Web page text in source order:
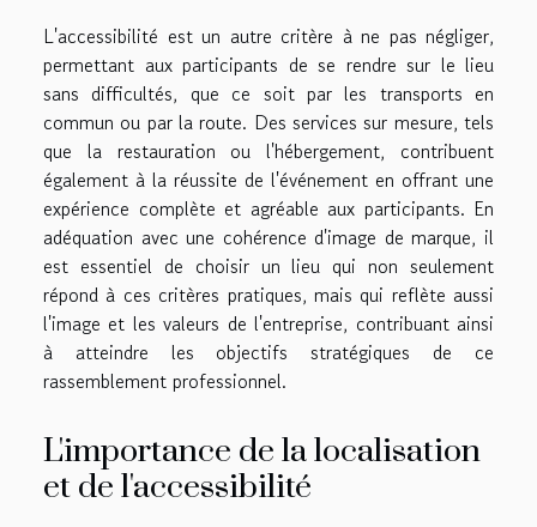
L'accessibilité est un autre critère à ne pas négliger,
permettant aux participants de se rendre sur le lieu
sans difficultés, que ce soit par les transports en
commun ou par la route. Des services sur mesure, tels
que la restauration ou l'hébergement, contribuent
également à la réussite de l'événement en offrant une
expérience complète et agréable aux participants. En
adéquation avec une cohérence d'image de marque, il
est essentiel de choisir un lieu qui non seulement
répond à ces critères pratiques, mais qui reflète aussi
l'image et les valeurs de l'entreprise, contribuant ainsi
à atteindre les objectifs stratégiques de ce
rassemblement professionnel.
L'importance de la localisation
et de l'accessibilité